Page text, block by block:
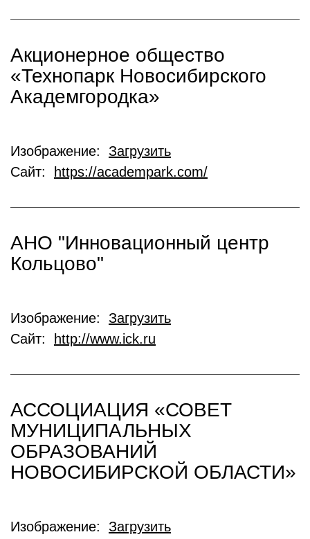
Акционерное общество
«Технопарк Новосибирского
Академгородка»
Изображение: Загрузить
Сайт:
https://academpark.com/
АНО "Инновационный центр
Кольцово"
Изображение: Загрузить
Сайт:
http://www.ick.ru
АССОЦИАЦИЯ «СОВЕТ
МУНИЦИПАЛЬНЫХ
ОБРАЗОВАНИЙ
НОВОСИБИРСКОЙ ОБЛАСТИ»
Изображение: Загрузить